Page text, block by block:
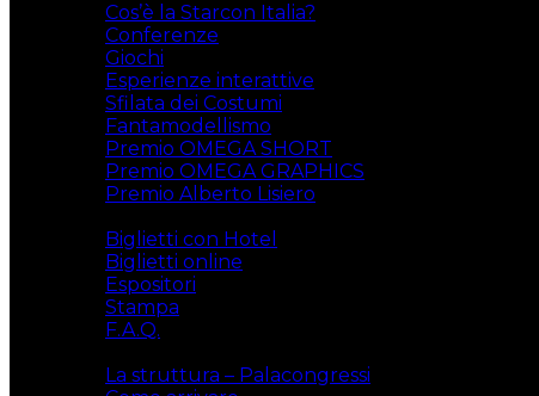
Cos’è la Starcon Italia?
Conferenze
Giochi
Esperienze interattive
Sfilata dei Costumi
Fantamodellismo
Premio OMEGA SHORT
Premio OMEGA GRAPHICS
Premio Alberto Lisiero
Biglietti con Hotel
Biglietti online
Espositori
Stampa
F.A.Q.
La struttura – Palacongressi